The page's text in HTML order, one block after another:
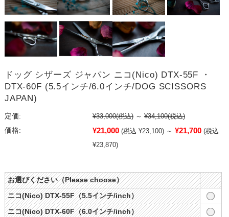
ドッグ シザーズ ジャパン ニコ(Nico) DTX-55F ・
DTX-60F (5.5インチ/6.0インチ/DOG SCISSORS
JAPAN)
定価: ¥33,000(税込) ～ ¥34,100(税込)
価格:
¥21,000 (税込 ¥23,100) ～ ¥21,700 (税込
¥23,870)
お選びください（Please choose）
ニコ(Nico) DTX-55F（5.5インチ/inch）
ニコ(Nico) DTX-60F（6.0インチ/inch）